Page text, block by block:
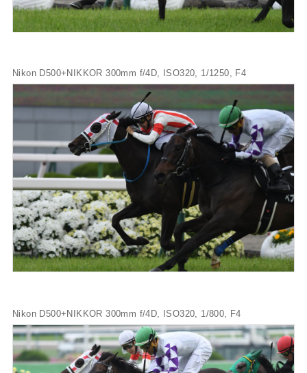
Nikon D500+NIKKOR 300mm f/4D, ISO320, 1/1250, F4
Nikon D500+NIKKOR 300mm f/4D, ISO320, 1/800, F4